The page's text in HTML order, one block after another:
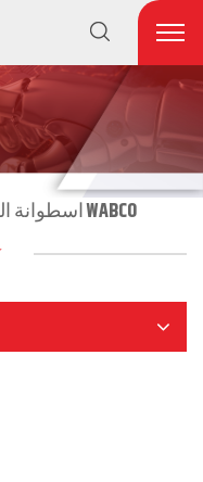
اسطوانة الفرامل الرئيسية WABCO